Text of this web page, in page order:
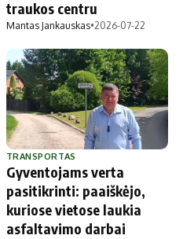
traukos centru
Mantas Jankauskas•2026-07-22
TRANSPORTAS
Gyventojams verta
pasitikrinti: paaiškėjo,
kuriose vietose laukia
asfaltavimo darbai